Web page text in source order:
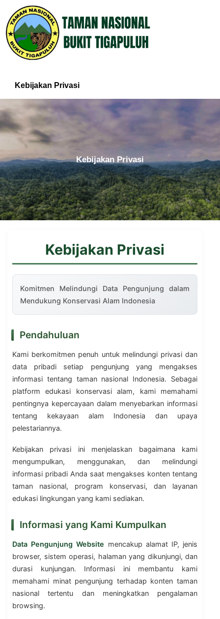
Kebijakan Privasi
Kebijakan Privasi
Kebijakan Privasi
Komitmen Melindungi Data Pengunjung dalam
Mendukung Konservasi Alam Indonesia
Pendahuluan
Kami berkomitmen penuh untuk melindungi privasi dan
data pribadi setiap pengunjung yang mengakses
informasi tentang taman nasional Indonesia. Sebagai
platform edukasi konservasi alam, kami memahami
pentingnya kepercayaan dalam menyebarkan informasi
tentang kekayaan alam Indonesia dan upaya
pelestariannya.
Kebijakan privasi ini menjelaskan bagaimana kami
mengumpulkan, menggunakan, dan melindungi
informasi pribadi Anda saat mengakses konten tentang
taman nasional, program konservasi, dan layanan
edukasi lingkungan yang kami sediakan.
Informasi yang Kami Kumpulkan
Data Pengunjung Website mencakup alamat IP, jenis
browser, sistem operasi, halaman yang dikunjungi, dan
durasi kunjungan. Informasi ini membantu kami
memahami minat pengunjung terhadap konten taman
nasional tertentu dan meningkatkan pengalaman
browsing.